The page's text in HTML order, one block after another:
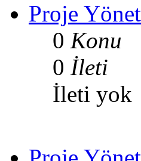
Proje
0 Konu
0 İleti
İleti yok